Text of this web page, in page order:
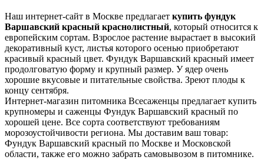
Наш интернет-сайт в Москве предлагает купить фундук
Варшавский красный краснолистный, который относится к
европейским сортам. Взрослое растение вырастает в высокий
декоративный куст, листья которого осенью приобретают
красивый красный цвет. Фундук Варшавский красный имеет
продолговатую форму и крупный размер. У ядер очень
хорошие вкусовые и питательные свойства. Зреют плоды к
концу сентября.
Интернет-магазин питомника Всесаженцы предлагает купить
крупномеры и саженцы Фундук Варшавский красный по
хорошей цене. Все сорта соответствуют требованиям
морозоустойчивости региона. Мы доставим ваш товар:
Фундук Варшавский красный по Москве и Московской
области, также его можно забрать самовывозом в питомнике.